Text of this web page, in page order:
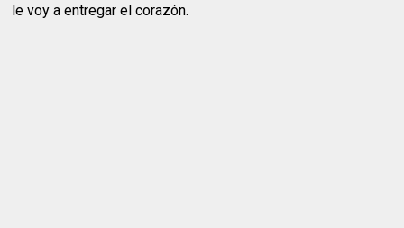
le voy a entregar el corazón.